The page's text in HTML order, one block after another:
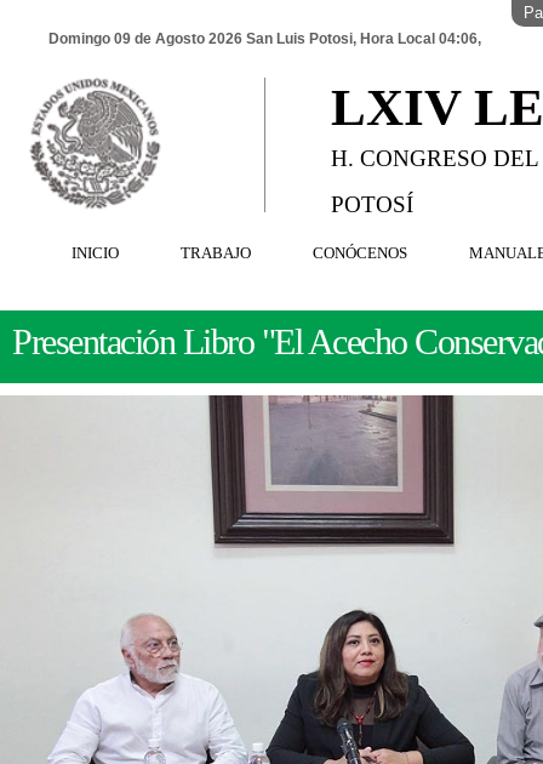
Domingo 09 de Agosto 2026 San Luis Potosi, Hora Local 04:06,
LXIV
H. CONGRESO
POTOSÍ
INICIO TRABAJO CONÓCENOS
Presentación Libro "El Acecho